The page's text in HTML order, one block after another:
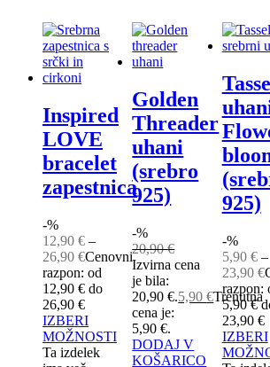
Inspired
LOVE
bracelet
zapestnica
-%
12,90 € –
26,90 €Cenovni
razpon: od
12,90 € do
26,90 €
IZBERI
MOŽNOSTI
Ta izdelek
Golden
Threader
uhani
(srebro
925)
-%
20,90€
Izvirna cena
je bila:
20,90 €.5,90€Trenutna
cena je:
5,90 €.
DODAJ V
KOŠARICO
925)
-%
5,90 € –
23,90 €
razpon:
5,90 €
23,90 €
IZBERI